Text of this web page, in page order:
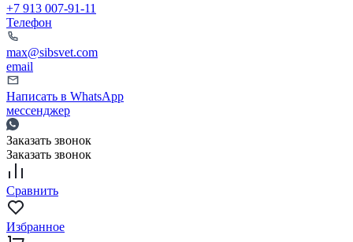
+7 913 007-91-11
Телефон
max@sibsvet.com
email
Написать в WhatsApp
мессенджер
Заказать звонок
Заказать звонок
Сравнить
Избранное